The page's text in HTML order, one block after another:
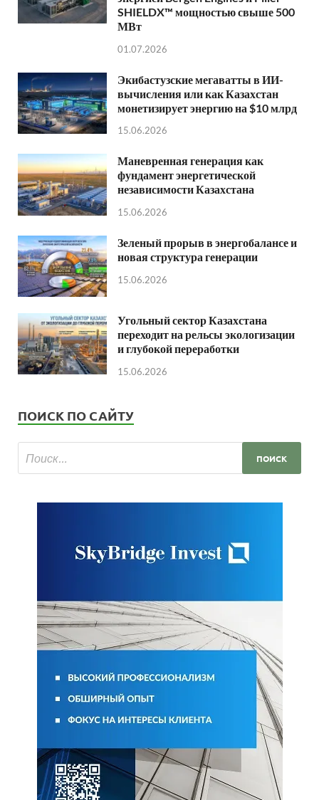
SHIELDX™ мощностью свыше 500
МВт
01.07.2026
Экибастузские мегаватты в ИИ-
вычисления или как Казахстан
монетизирует энергию на $10 млрд
15.06.2026
Маневренная генерация как
фундамент энергетической
независимости Казахстана
15.06.2026
Зеленый прорыв в энергобалансе и
новая структура генерации
15.06.2026
Угольный сектор Казахстана
переходит на рельсы экологизации
и глубокой переработки
15.06.2026
ПОИСК ПО САЙТУ